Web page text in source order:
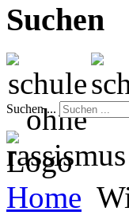
Suchen
Suchen ...
Home